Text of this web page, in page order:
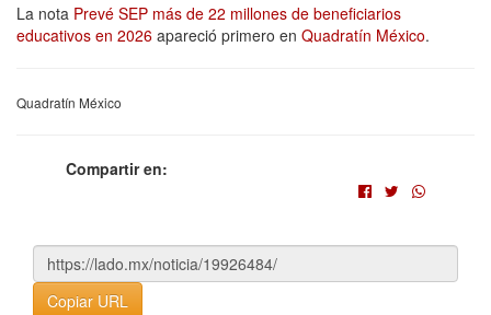
La nota Prevé SEP más de 22 millones de beneficiarios
educativos en 2026 apareció primero en Quadratín México.
Quadratín México
Compartir en:
Copiar URL